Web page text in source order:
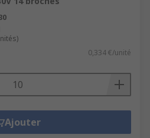
0,334 €/unité
Ajouter